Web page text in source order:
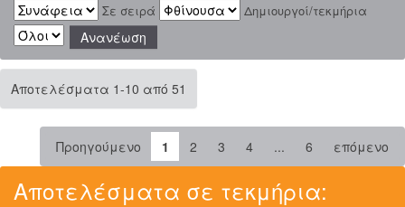
Σε σειρά
Δημιουργοί/τεκμήρια
Αποτελέσματα 1-10 από 51
Προηγούμενο 1 2 3 4 ... 6 επόμενο
Αποτελέσματα σε τεκμήρια: